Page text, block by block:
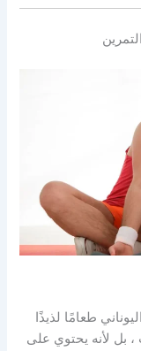
طعامًا لذيذًا
بل لأنه يحتوي على